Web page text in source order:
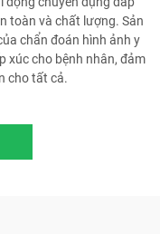
toàn và chất lượng. Sản
chẩn đoán hình ảnh y
xúc cho bệnh nhân, đảm
cho tất cả.